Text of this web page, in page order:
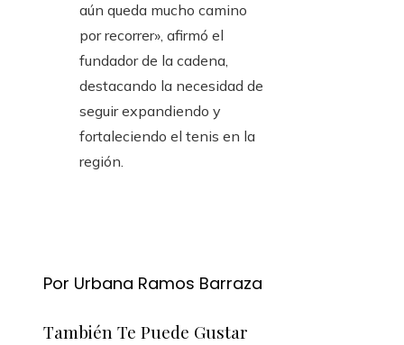
aún queda mucho camino
por recorrer», afirmó el
fundador de la cadena,
destacando la necesidad de
seguir expandiendo y
fortaleciendo el tenis en la
región.
Por Urbana Ramos Barraza
También Te Puede Gustar